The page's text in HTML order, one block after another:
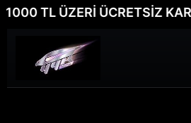
TL ÜZERİ ÜCRETSİZ